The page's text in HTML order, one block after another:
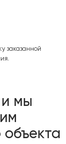
заказанной
и мы